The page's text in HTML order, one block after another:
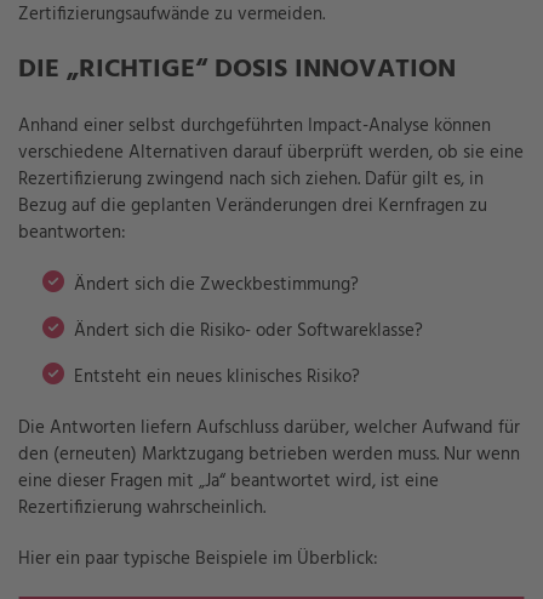
Zertifizierungsaufwände zu vermeiden.
DIE „RICHTIGE“ DOSIS INNOVATION
Anhand einer selbst durchgeführten Impact-Analyse können
verschiedene Alternativen darauf überprüft werden, ob sie eine
Rezertifizierung zwingend nach sich ziehen. Dafür gilt es, in
Bezug auf die geplanten Veränderungen drei Kernfragen zu
beantworten:
Ändert sich die Zweckbestimmung?
Ändert sich die Risiko- oder Softwareklasse?
Entsteht ein neues klinisches Risiko?
Die Antworten liefern Aufschluss darüber, welcher Aufwand für
den (erneuten) Marktzugang betrieben werden muss. Nur wenn
eine dieser Fragen mit „Ja“ beantwortet wird, ist eine
Rezertifizierung wahrscheinlich.
Hier ein paar typische Beispiele im Überblick: